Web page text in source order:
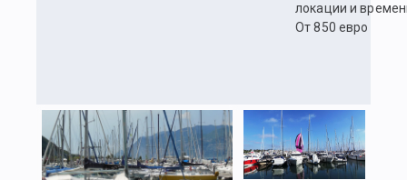
локации и
От 850 евро